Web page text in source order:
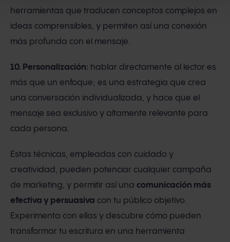
herramientas que traducen conceptos complejos en
ideas comprensibles, y permiten así una conexión
más profunda con el mensaje.
10. Personalización: hablar directamente al lector es
más que un enfoque; es una estrategia que crea
una conversación individualizada, y hace que el
mensaje sea exclusivo y altamente relevante para
cada persona.
Estas técnicas, empleadas con cuidado y
creatividad, pueden potenciar cualquier campaña
de marketing, y permitir así una comunicación más
efectiva y persuasiva con tu público objetivo.
Experimenta con ellas y descubre cómo pueden
transformar tu escritura en una herramienta